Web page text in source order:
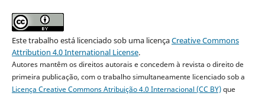
Este trabalho está licenciado sob uma licençaCreative Commons
Attribution 4.0 International License.
Autores mantêm os direitos autorais e concedem à revista o direito de
primeira publicação, com o trabalho simultaneamente licenciado sob a
Licença Creative Commons Atribuição 4.0 Internacional (CC BY)que